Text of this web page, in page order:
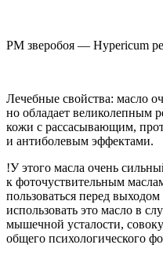
РМ зверобоя — Hypericum
Лечебные свойства: масло
но обладает великолепным
кожи с рассасывающим,
и антиболевым эффектами.
!У этого масла очень
к фоточуствительным
пользоваться перед
использовать это масло в
мышечной усталости,
общего психологического